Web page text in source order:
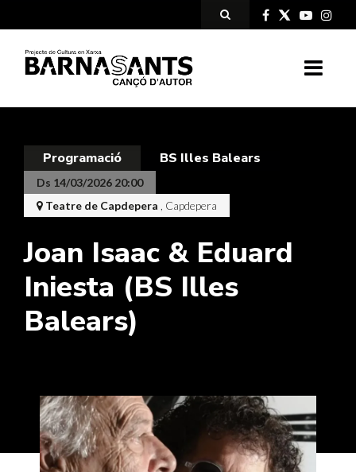
Programació BS Illes Balears
Ds 14/03/2026 20:00
Teatre de Capdepera
, Capdepera
Joan Isaac & Eduard
Iniesta (BS Illes
Balears)